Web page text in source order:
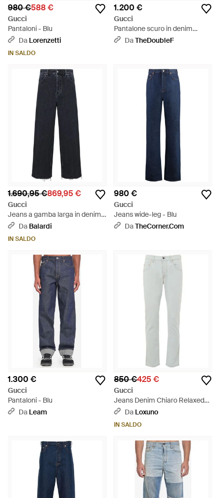
980 €588 €
Gucci
Pantaloni - Blu
Da Lorenzetti
IN SALDO
1.200 €
Gucci
Pantalone scuro in denim
délavé - Blu
DaTheDoubleF
1.690,95 €869,95 €
Gucci
Jeans a gamba larga in denim -
Blu Da Balardi
IN SALDO
980 €
Gucci
Jeans wide-leg - Blu
DaTheCorner.com
1.300 €
Gucci
Pantaloni - Blu
Da Leam
850 €425 €
Gucci
Jeans Denim Chiaro Relaxed
Fit - Grigio
Da Loxuno
IN SALDO